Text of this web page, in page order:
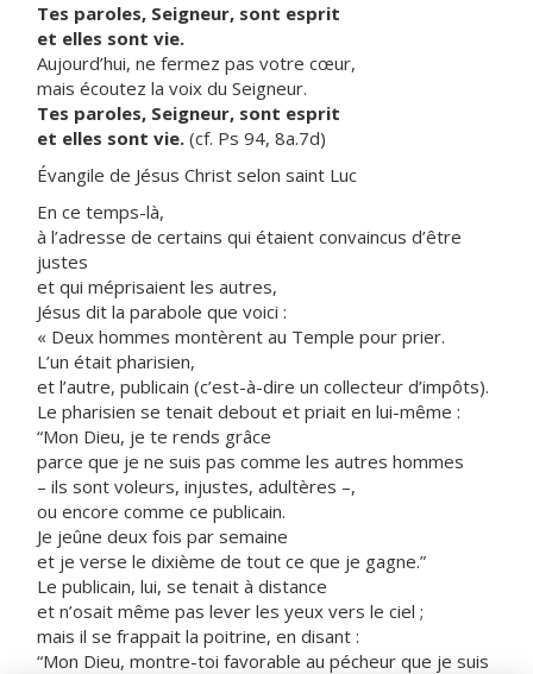
Tes paroles, Seigneur, sont esprit
et elles sont vie.
Aujourd’hui, ne fermez pas votre cœur,
mais écoutez la voix du Seigneur.
Tes paroles, Seigneur, sont esprit
et elles sont vie. (cf. Ps 94, 8a.7d)
Évangile de Jésus Christ selon saint Luc
En ce temps-là,
à l’adresse de certains qui étaient convaincus d’être
justes
et qui méprisaient les autres,
Jésus dit la parabole que voici :
« Deux hommes montèrent au Temple pour prier.
L’un était pharisien,
et l’autre, publicain (c’est-à-dire un collecteur d’impôts).
Le pharisien se tenait debout et priait en lui-même :
“Mon Dieu, je te rends grâce
parce que je ne suis pas comme les autres hommes
– ils sont voleurs, injustes, adultères –,
ou encore comme ce publicain.
Je jeûne deux fois par semaine
et je verse le dixième de tout ce que je gagne.”
Le publicain, lui, se tenait à distance
et n’osait même pas lever les yeux vers le ciel ;
mais il se frappait la poitrine, en disant :
“Mon Dieu, montre-toi favorable au pécheur que je suis